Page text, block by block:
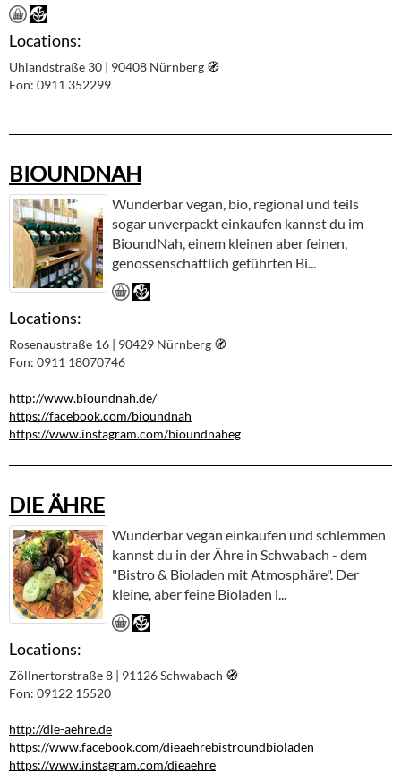
Locations:
Uhlandstraße 30 | 90408 Nürnberg 🧭︎
Fon: 0911 352299
BIOUNDNAH
Wunderbar vegan, bio, regional und teils
sogar unverpackt einkaufen kannst du im
BioundNah, einem kleinen aber feinen,
genossenschaftlich geführten Bi...
Locations:
Rosenaustraße 16 | 90429 Nürnberg 🧭︎
Fon: 0911 18070746
http://www.bioundnah.de/
https://facebook.com/bioundnah
https://www.instagram.com/bioundnaheg
DIE ÄHRE
Wunderbar vegan einkaufen und schlemmen
kannst du in der Ähre in Schwabach - dem
"Bistro & Bioladen mit Atmosphäre". Der
kleine, aber feine Bioladen l...
Locations:
Zöllnertorstraße 8 | 91126 Schwabach 🧭︎
Fon: 09122 15520
http://die-aehre.de
https://www.facebook.com/dieaehrebistroundbioladen
https://www.instagram.com/dieaehre